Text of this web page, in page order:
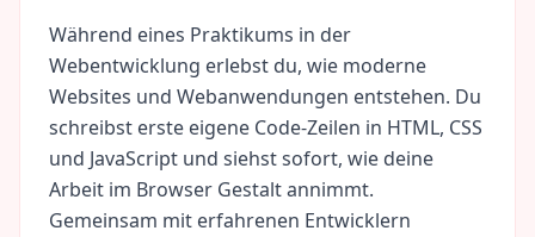
Während eines Praktikums in der
Webentwicklung erlebst du, wie moderne
Websites und Webanwendungen entstehen. Du
schreibst erste eigene Code-Zeilen in HTML, CSS
und JavaScript und siehst sofort, wie deine
Arbeit im Browser Gestalt annimmt.
Gemeinsam mit erfahrenen Entwicklern